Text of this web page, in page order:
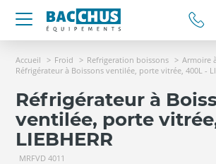
Accueil Froid Refrigeration boissons
Armoire
Réfrigérateur à Boissons ventilée, porte vitrée, 400L -
Réfrigérateur à
ventilée, porte
LIEBHERR
MRFVD 4011